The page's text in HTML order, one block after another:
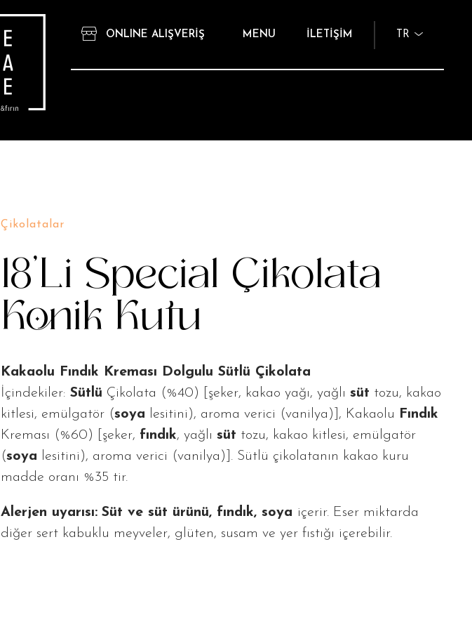
ONLINE ALIŞVERİŞ MENU İLETİŞİM TR
Çikolatalar
18’Li Special Çikolata
Konik Kutu
Kakaolu Fındık Kreması Dolgulu Sütlü Çikolata
İçindekiler: Sütlü Çikolata (%40) [şeker, kakao yağı, yağlı süt tozu, kakao
kitlesi, emülgatör (soya lesitini), aroma verici (vanilya)], Kakaolu Fındık
Kreması (%60) [şeker, fındık, yağlı süt tozu, kakao kitlesi, emülgatör
(soya lesitini), aroma verici (vanilya)]. Sütlü çikolatanın kakao kuru
madde oranı %35 tir.
Alerjen uyarısı: Süt ve süt ürünü, fındık, soya içerir. Eser miktarda
diğer sert kabuklu meyveler, glüten, susam ve yer fıstığı içerebilir.